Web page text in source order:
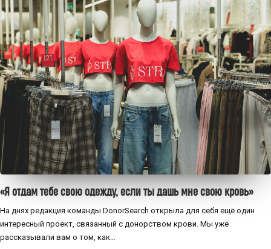
«Я отдам тебе свою одежду, если ты дашь мне свою кровь»
На днях редакция команды DonorSearch открыла для себя ещё один
интересный проект, связанный с донорством крови. Мы уже
рассказывали вам о том, как…